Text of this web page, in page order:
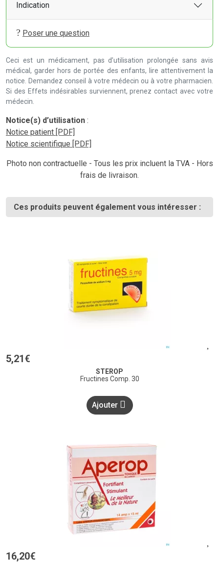
Indication
Poser une question
Ceci est un médicament, pas d’utilisation prolongée sans avis
médical, garder hors de portée des enfants, lire attentivement la
notice. Demandez conseil à votre médecin ou à votre pharmacien.
Si des Effets indésirables surviennent, prenez contact avec votre
médecin.
Notice(s) d’utilisation :
Notice patient [PDF]
Notice scientifique [PDF]
Photo non contractuelle - Tous les prix incluent la TVA - Hors
frais de livraison.
Ces produits peuvent également vous intéresser :
5,21 €
STEROP
Fructines Comp. 30
Ajouter
16,20€